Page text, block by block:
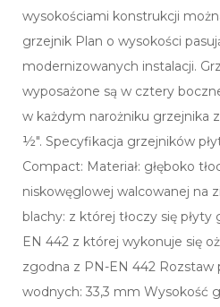
wysokościami konstrukcji
grzejnik Plan o wysokości
modernizowanych instalacji.
wyposażone są w cztery
w każdym narożniku grzejnika
½″. Specyfikacja grzejników
Compact: Materiał: głęboko
niskowęglowej walcowanej na
blachy: z której tłoczy się
EN 442 z której wykonuje się
zgodna z PN-EN 442 Rozstaw
wodnych: 33,3 mm Wysokość